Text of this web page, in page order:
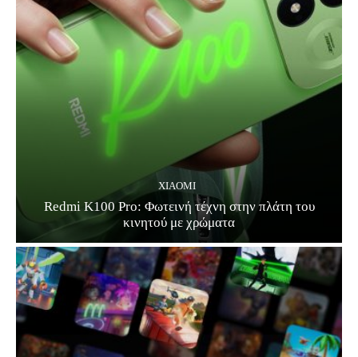
XIAOMI
Redmi K100 Pro: Φωτεινή τέχνη στην πλάτη του
κινητού με χρώματα